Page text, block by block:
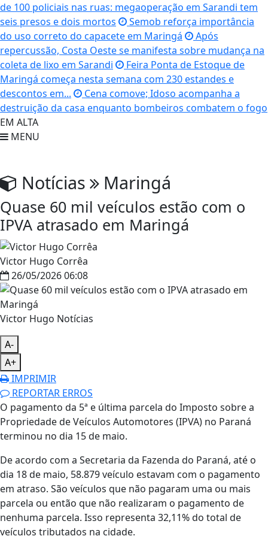
de 100 policiais nas ruas: megaoperação em Sarandi tem
seis presos e dois mortos
Semob reforça importância
do uso correto do capacete em Maringá
Após
repercussão, Costa Oeste se manifesta sobre mudança na
coleta de lixo em Sarandi
Feira Ponta de Estoque de
Maringá começa nesta semana com 230 estandes e
descontos em...
Cena comove; Idoso acompanha a
destruição da casa enquanto bombeiros combatem o fogo
EM ALTA
MENU
Notícias Maringá
Quase 60 mil veículos estão com o
IPVA atrasado em Maringá
Victor Hugo Corrêa
26/05/2026 06:08
Victor Hugo Notícias
A-
A+
IMPRIMIR
REPORTAR ERROS
O pagamento da 5ª e última parcela do Imposto sobre a
Propriedade de Veículos Automotores (IPVA) no Paraná
terminou no dia 15 de maio.
De acordo com a Secretaria da Fazenda do Paraná, até o
dia 18 de maio, 58.879 veículo estavam com o pagamento
em atraso. São veículos que não pagaram uma ou mais
parcela ou então que não realizaram o pagamento de
nenhuma parcela. Isso representa 32,11% do total de
veículos tributados na cidade.